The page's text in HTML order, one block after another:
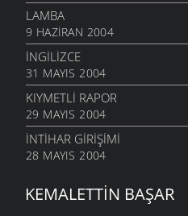
LAMBA
9 HAZIRAN 2004
İNGILIZCE
31 MAYIS 2004
KIYMETLI RAPOR
29 MAYIS 2004
İNTIHAR GIRIŞIMI
28 MAYIS 2004
KEMALETTIN BAŞAR